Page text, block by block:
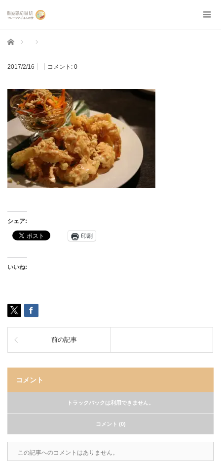
ホーム
2017/2/16 コメント: 0
シェア:
印刷
いいね:
前の記事
コメント
トラックバックは利用できません。
コメント (0)
この記事へのコメントはありません。